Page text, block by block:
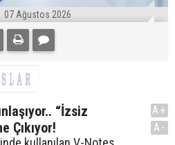
07 Ağustos 2026
“İzsiz
Çıkıyor!
A+
A-